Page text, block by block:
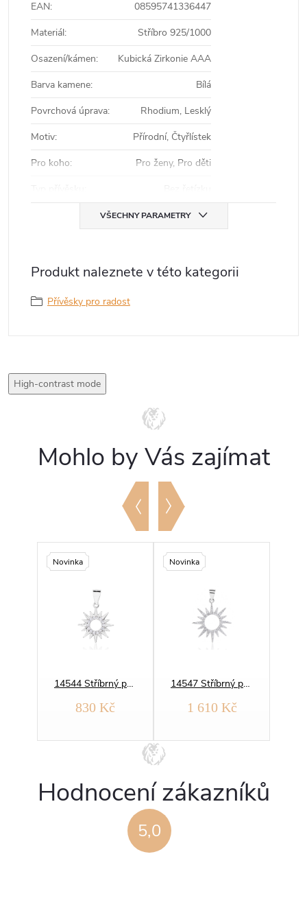
EAN:
08595741336447
Materiál:
Stříbro 925/1000
Osazení/kámen:
Kubická Zirkonie AAA
Barva kamene:
Bílá
Povrchová úprava:
Rhodium, Lesklý
Motiv:
Přírodní, Čtyřlístek
Pro koho:
Pro ženy, Pro děti
VŠECHNY PARAMETRY
Produkt naleznete v této kategorii
Přívěsky pro radost
High-contrast mode
Mohlo by Vás zajímat
Novinka
14544 Stříbrný přívěsek SLUNCE
830 Kč
Novinka
14547 Stříbrný přívěsek SLUNCE
1 610 Kč
5,0
Hodnocení zákazníků